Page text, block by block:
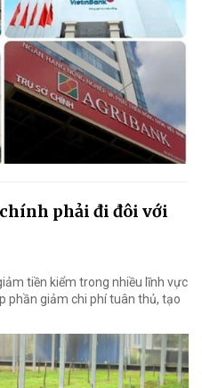
phải đi đôi với
tiền kiểm trong nhiều lĩnh vực
phần giảm chi phí tuân thủ, tạo